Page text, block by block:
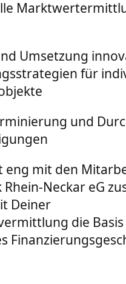
Umsetzung
für
und
eng mit den
Rhein-Neckar eG
Deiner
die